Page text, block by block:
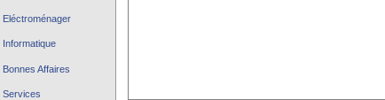
Eléctroménager
Informatique
Bonnes Affaires
Services